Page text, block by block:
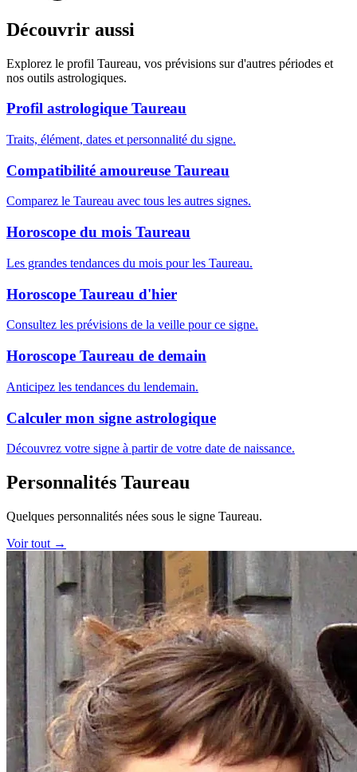
Découvrir aussi
Explorez le profil Taureau, vos prévisions sur d'autres périodes et
nos outils astrologiques.
Profil astrologique Taureau
Traits, élément, dates et personnalité du signe.
Compatibilité amoureuse Taureau
Comparez le Taureau avec tous les autres signes.
Horoscope du mois Taureau
Les grandes tendances du mois pour les Taureau.
Horoscope Taureau d'hier
Consultez les prévisions de la veille pour ce signe.
Horoscope Taureau de demain
Anticipez les tendances du lendemain.
Calculer mon signe astrologique
Découvrez votre signe à partir de votre date de naissance.
Personnalités Taureau
Quelques personnalités nées sous le signe Taureau.
Voir tout →